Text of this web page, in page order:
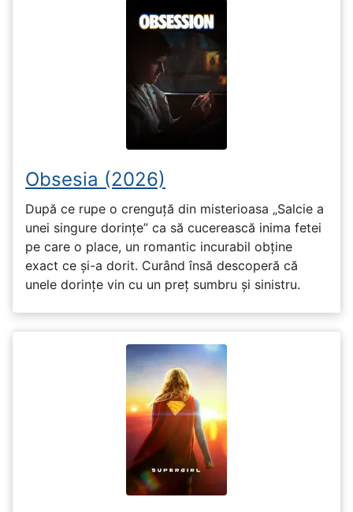
Obsesia (2026)
După ce rupe o crenguță din misterioasa „Salcie a
unei singure dorințe” ca să cucerească inima fetei
pe care o place, un romantic incurabil obține
exact ce și-a dorit. Curând însă descoperă că
unele dorințe vin cu un preț sumbru și sinistru.